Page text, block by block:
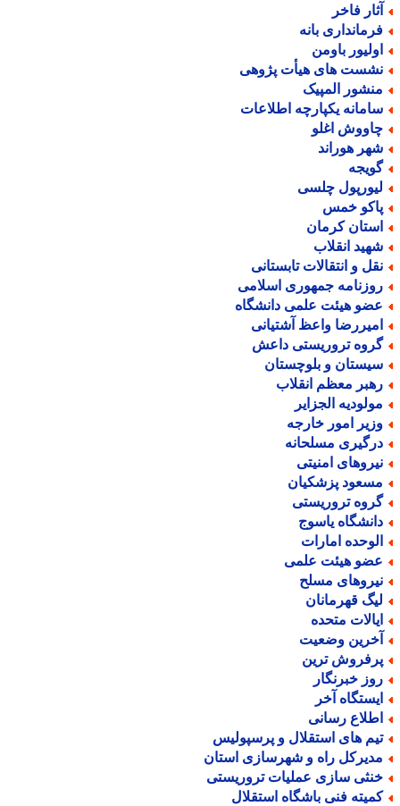
فاخر
بانه
باومن
های هیأت پژوهی
المپیک
یکپارچه اطلاعات
اغلو
هوراند
چلسی
خمس
کرمان
انقلاب
و انتقالات تابستانی
جمهوری اسلامی
هیئت علمی دانشگاه
واعظ آشتیانی
تروریستی داعش
و بلوچستان
معظم انقلاب
الجزایر
امور خارجه
مسلحانه
امنیتی
پزشکیان
تروریستی
یاسوج
امارات
هیئت علمی
مسلح
قهرمانان
متحده
وضعیت
ترین
خبرنگار
آخر
رسانی
های استقلال و پرسپولیس
راه و شهرسازی استان
سازی عملیات تروریستی
فنی باشگاه استقلال